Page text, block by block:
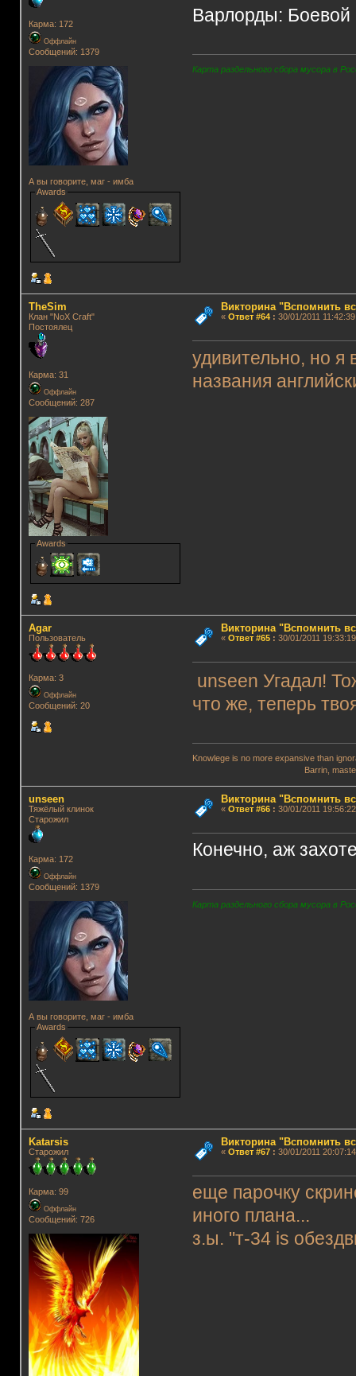
Карма: 172
Оффлайн
Сообщений: 1379
А вы говорите, маг - имба
Awards
Варлорды: Боевой
Карта раздельного сбора мусора в
TheSim
Клан "NoX Craft"
Постоялец
Карма: 31
Оффлайн
Сообщений: 287
Awards
Викторина "Вспомнить
« Ответ #64: 30/01/2011
удивительно, но я
названия
Agar
Пользователь
Карма: 3
Оффлайн
Сообщений: 20
Викторина "Вспомнить
« Ответ #65: 30/01/2011
unseen Угадал!
что же, теперь
Knowlege is no more expansive than
Barrin, master
unseen
Тяжёлый клинок
Старожил
Карма: 172
Оффлайн
Сообщений: 1379
А вы говорите, маг - имба
Awards
Викторина "Вспомнить
« Ответ #66: 30/01/2011
Конечно, аж
Карта раздельного сбора мусора в
Katarsis
Старожил
Карма: 99
Оффлайн
Сообщений: 726
Викторина "Вспомнить
« Ответ #67: 30/01/2011
еще парочку
иного плана...
з.ы. "т-34 is